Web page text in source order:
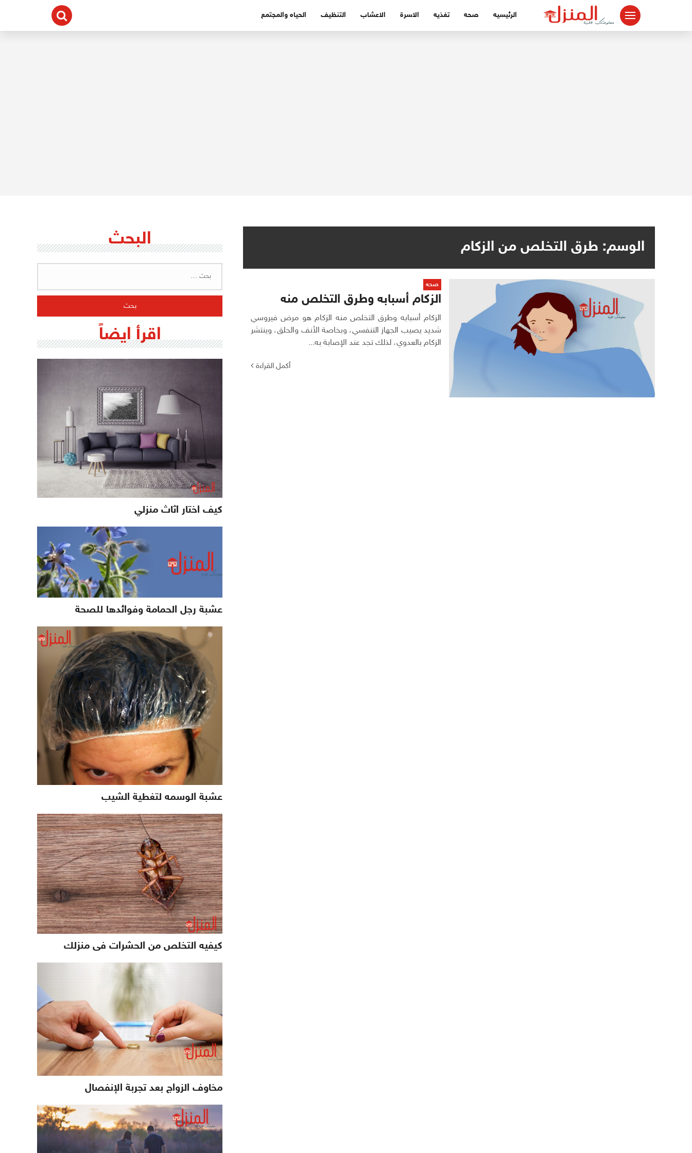
الرئيسيه صحه تغذيه الاسرة الاعشاب التنظيف الحياه والمجتمع
الوسم: طرق التخلص من الزكام
صحه
الزكام أسبابه وطرق التخلص منه
الزكام أسبابه وطرق التخلص منه الزكام هو مرض فيروسي
شديد يصيب الجهاز التنفسي، وبخاصة الأنف والحلق، وينتشر
الزكام بالعدوي، لذلك تجد عند الإصابة به...
أكمل القراءة
البحث
اقرأ ايضاً
كيف اختار اثاث منزلي
عشبة رجل الحمامة وفوائدها للصحة
عشبة الوسمه لتغطية الشيب
كيفيه التخلص من الحشرات فى منزلك
مخاوف الزواج بعد تجربة الإنفصال